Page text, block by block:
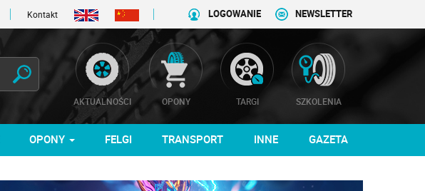
Kontakt NEWSLETTER
LOGOWANIE
AKTUALNOŚCI OPONY TARGI SZKOLENIA
OPONY FELGI TRANSPORT INNE GAZETA